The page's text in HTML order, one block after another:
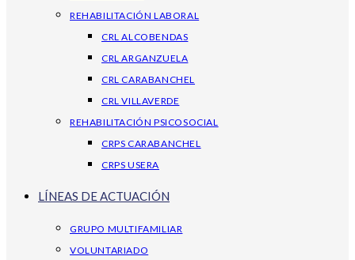
REHABILITACIÓN LABORAL
CRL ALCOBENDAS
CRL ARGANZUELA
CRL CARABANCHEL
CRL VILLAVERDE
REHABILITACIÓN PSICOSOCIAL
CRPS CARABANCHEL
CRPS USERA
LÍNEAS DE ACTUACIÓN
GRUPO MULTIFAMILIAR
VOLUNTARIADO